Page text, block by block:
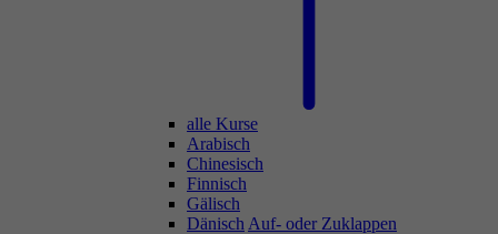
alle Kurse
Arabisch
Chinesisch
Finnisch
Gälisch
Dänisch Auf- oder Zuklappen